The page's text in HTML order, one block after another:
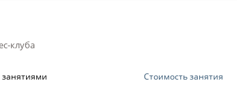
клуба
Стоимость занятия